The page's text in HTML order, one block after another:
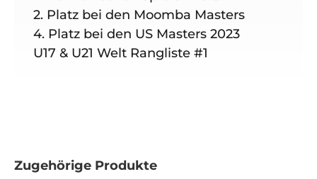
2. Platz bei den Moomba Masters
4. Platz bei den US Masters 2023
U17 & U21 Welt Rangliste #1
Zugehörige Produkte